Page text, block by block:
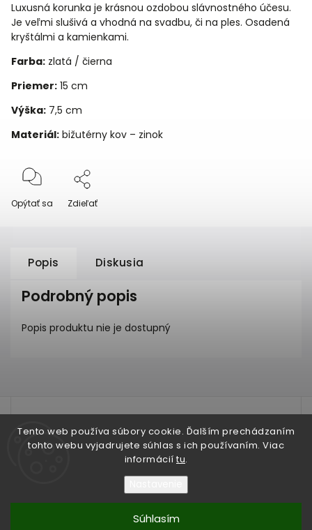
Tento web používa súbory cookie. Ďalším prechádzaním
tohto webu vyjadrujete súhlas s ich používaním. Viac
informácií tu.
Súhlasím
Luxusná korunka je krásnou ozdobou slávnostného účesu.
Je veľmi slušivá a vhodná na svadbu, či na ples. Osadená
kryštálmi a kamienkami.
Farba: zlatá / čierna
Priemer: 15 cm
Výška: 7,5 cm
Materiál: bižutérny kov – zinok
Opýtať sa Zdieľať
Popis Diskusia
Podrobný popis
Popis produktu nie je dostupný
test
IRIAN SAM®. Všetky práva vyhradené.